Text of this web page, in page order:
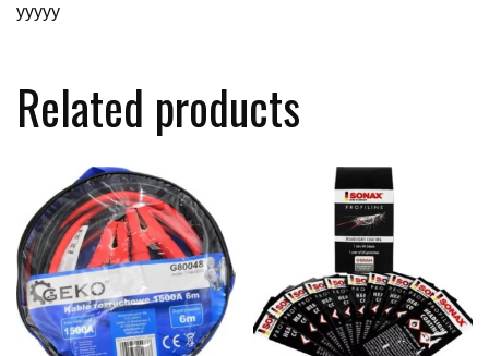
yyyyy
Related products